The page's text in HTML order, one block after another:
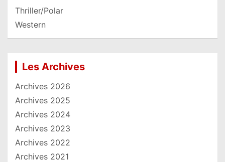
Thriller/Polar
Western
Les Archives
Archives 2026
Archives 2025
Archives 2024
Archives 2023
Archives 2022
Archives 2021